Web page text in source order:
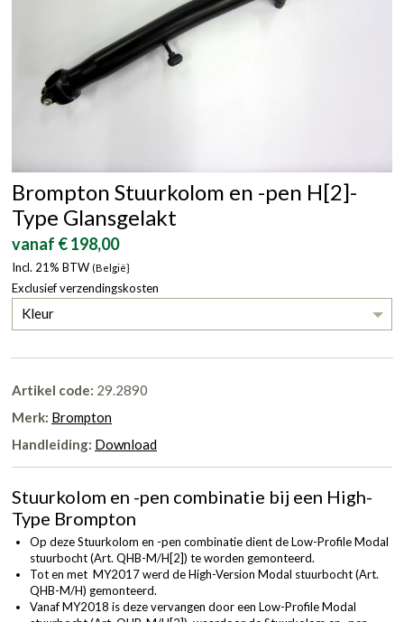
Brompton Stuurkolom en -pen H[2]-
Type Glansgelakt
vanaf € 198,00
Incl. 21% BTW (België}
Exclusief verzendingskosten
Kleur
Artikel code: 29.2890
Merk: Brompton
Handleiding: Download
Stuurkolom en -pen combinatie bij een High-
Type Brompton
Op deze Stuurkolom en -pen combinatie dient de Low-Profile Modal
stuurbocht (Art. QHB-M/H[2]) te worden gemonteerd.
Tot en met MY2017 werd de High-Version Modal stuurbocht (Art.
QHB-M/H) gemonteerd.
Vanaf MY2018 is deze vervangen door een Low-Profile Modal